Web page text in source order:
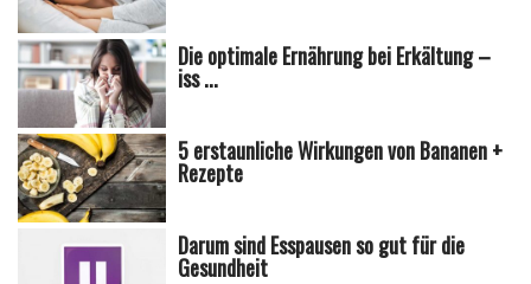
Die optimale Ernährung bei Erkältung –
iss ...
5 erstaunliche Wirkungen von Bananen +
Rezepte
Darum sind Esspausen so gut für die
Gesundheit